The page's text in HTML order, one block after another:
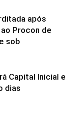
após
Procon de
sob
Capital Inicial e
dias